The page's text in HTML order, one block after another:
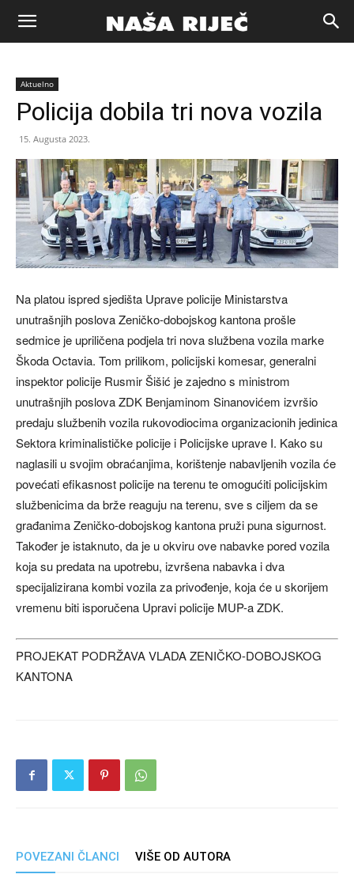
Naša
riječ
Zenica
Aktuelno
Policija dobila tri nova vozila
15. Augusta 2023.
Na platou ispred sjedišta Uprave policije Ministarstva
unutrašnjih poslova Zeničko-dobojskog kantona prošle
sedmice je upriličena podjela tri nova službena vozila marke
Škoda Octavia. Tom prilikom, policijski komesar, generalni
inspektor policije Rusmir Šišić je zajedno s ministrom
unutrašnjih poslova ZDK Benjaminom Sinanovićem izvršio
predaju službenih vozila rukovodiocima organizacionih jedinica
Sektora kriminalističke policije i Policijske uprave I. Kako su
naglasili u svojim obraćanjima, korištenje nabavljenih vozila će
povećati efikasnost policije na terenu te omogućiti policijskim
službenicima da brže reaguju na terenu, sve s ciljem da se
građanima Zeničko-dobojskog kantona pruži puna sigurnost.
Također je istaknuto, da je u okviru ove nabavke pored vozila
koja su predata na upotrebu, izvršena nabavka i dva
specijalizirana kombi vozila za privođenje, koja će u skorijem
vremenu biti isporučena Upravi policije MUP-a ZDK.
PROJEKAT PODRŽAVA VLADA ZENIČKO-DOBOJSKOG
KANTONA
POVEZANI ČLANCI VIŠE OD AUTORA